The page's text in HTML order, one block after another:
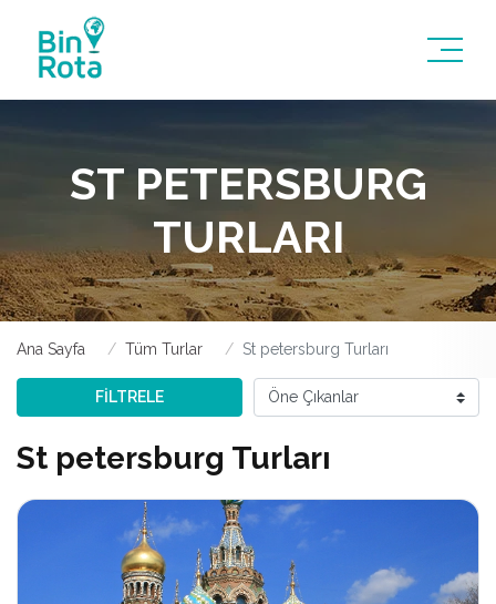
ST PETERSBURG
TURLARI
Ana Sayfa Tüm Turlar St petersburg Turları
FİLTRELE
St petersburg Turları